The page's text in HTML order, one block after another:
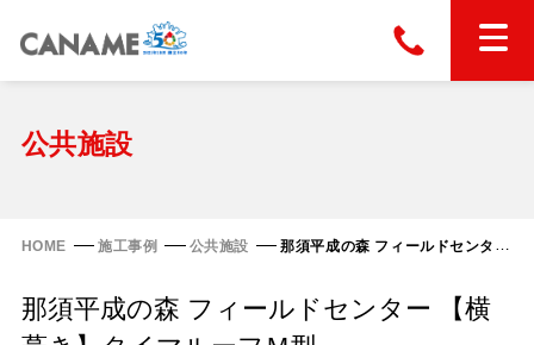
ホーム
スタンディングロック
屋根の改修
公共施設
HOME 施工事例 公共施設 那須平成の森 フィールドセンター 【横葺き】タイマルーフＭ型
那須平成の森 フィールドセンター 【横